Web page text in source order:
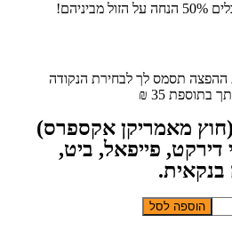
ההפצה תסמס לך לבחירת הנקודה
35 ₪
מאמריקן אקספרס)
דירקט, פייפאל, ביט,
בנקאית.
הוספה לסל